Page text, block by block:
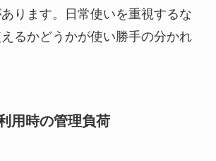
ります。日常使いを重視するな
るかどうかが使い勝手の分かれ
用時の管理負荷